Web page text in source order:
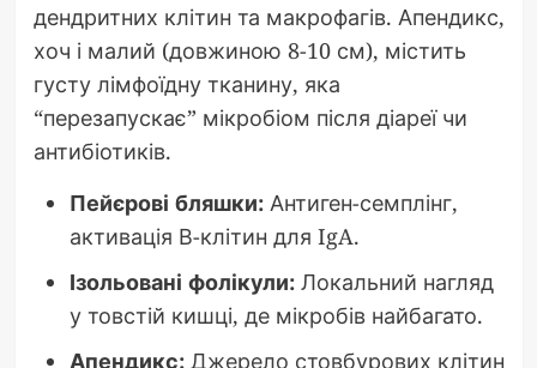
дендритних клітин та макрофагів. Апендикс,
хоч і малий (довжиною 8-10 см), містить
густу лімфоїдну тканину, яка
“перезапускає” мікробіом після діареї чи
антибіотиків.
Пейєрові бляшки:Антиген-семплінг,
активація В-клітин для IgA.
Ізольовані фолікули:Локальний нагляд
у товстій кишці, де мікробів найбагато.
Апендикс:Джерело стовбурових клітин